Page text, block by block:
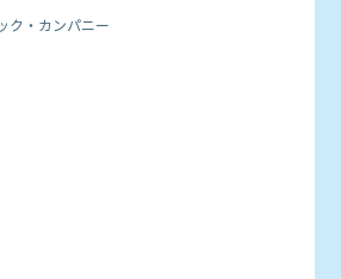
ク・カンパニー